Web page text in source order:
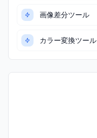
画像差分ツール
カラー変換ツール